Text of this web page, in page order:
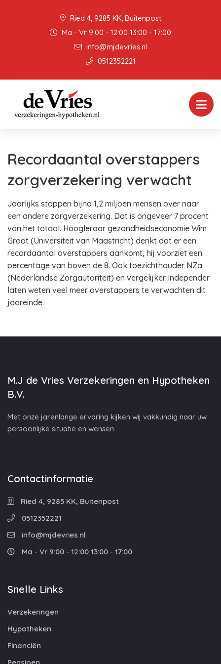
Ried 4, 9285 KK, Buitenpost
Ma - Vr 9:00 - 12:00 13:00 - 17:00
info@mjdevries.nl
0512352221
Recordaantal overstappers
zorgverzekering verwacht
Jaarlijks stappen bijna 1,2 miljoen mensen over naar
een andere zorgverzekering. Dat is ongeveer 7 procent
van het totaal. Hoogleraar gezondheidseconomie Wim
Groot (Universiteit van Maastricht) denkt dat er een
recordaantal overstappers aankomt, hij voorziet een
percentage van boven de 8. Ook toezichthouder NZa
(Nederlandse Zorgautoriteit) en vergelijker Independer
laten weten veel meer overstappers te verwachten dit
jaareinde.
M.J de Vries Verzekeringen en Hypotheken
B.V.
Met onze jarenlange ervaring kijken wij vakkundig naar uw
persoonlijke situatie en wensen.
Contactinformatie
Ried 4, 9285 KK, Buitenpost
0512352221
info@mjdevries.nl
Ma - Vr 9:00 - 12:00 13:00 - 17:00
Snelle Links
Verzekeringen
Hypotheken
Financiën